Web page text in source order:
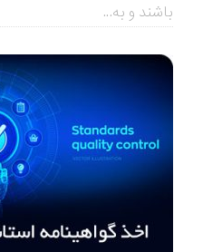
باشند و به...